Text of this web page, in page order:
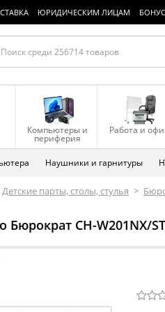
ЮРИДИЧЕСКИМ ЛИЦАМ
Компьютеры и
периферия
Работа и
Наушники и гарнитуры
Детские парты, столы, стулья >
CH-W201NX/